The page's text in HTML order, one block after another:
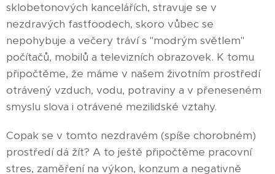
sklobetonových kancelářích, stravuje se v
nezdravých fastfoodech, skoro vůbec se
nepohybuje a večery tráví s "modrým světlem"
počítačů, mobilů a televizních obrazovek. K tomu
připočtěme, že máme v našem životním prostředí
otrávený vzduch, vodu, potraviny a v přeneseném
smyslu slova i otrávené mezilidské vztahy.
Copak se v tomto nezdravém (spíše chorobném)
prostředí dá žít? A to ještě připočtěme pracovní
stres, zaměření na výkon, konzum a negativně